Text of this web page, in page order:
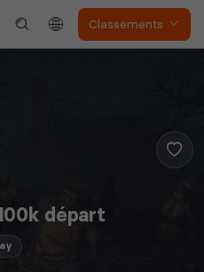
Classements
départ